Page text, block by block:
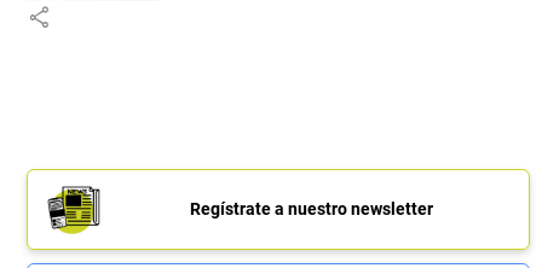
share
Regístrate a nuestro newsletter